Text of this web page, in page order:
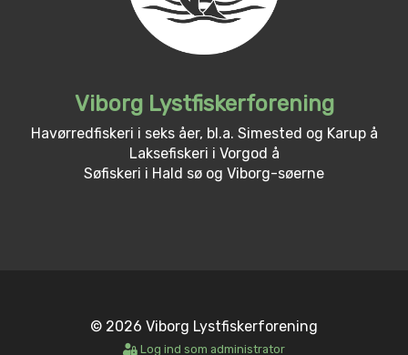
Viborg Lystfiskerforening
Havørredfiskeri i seks åer, bl.a. Simested og Karup å
Laksefiskeri i Vorgod å
Søfiskeri i Hald sø og Viborg-søerne
© 2026 Viborg Lystfiskerforening
Log ind som administrator